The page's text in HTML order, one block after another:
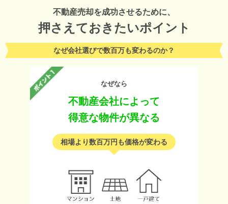
不動産売却を成功させるために、
押さえておきたいポイント
なぜ会社選びで数百万も変わるのか？
なぜなら
不動産会社によって
得意な物件が異なる
相場より数百万円も価格が変わる